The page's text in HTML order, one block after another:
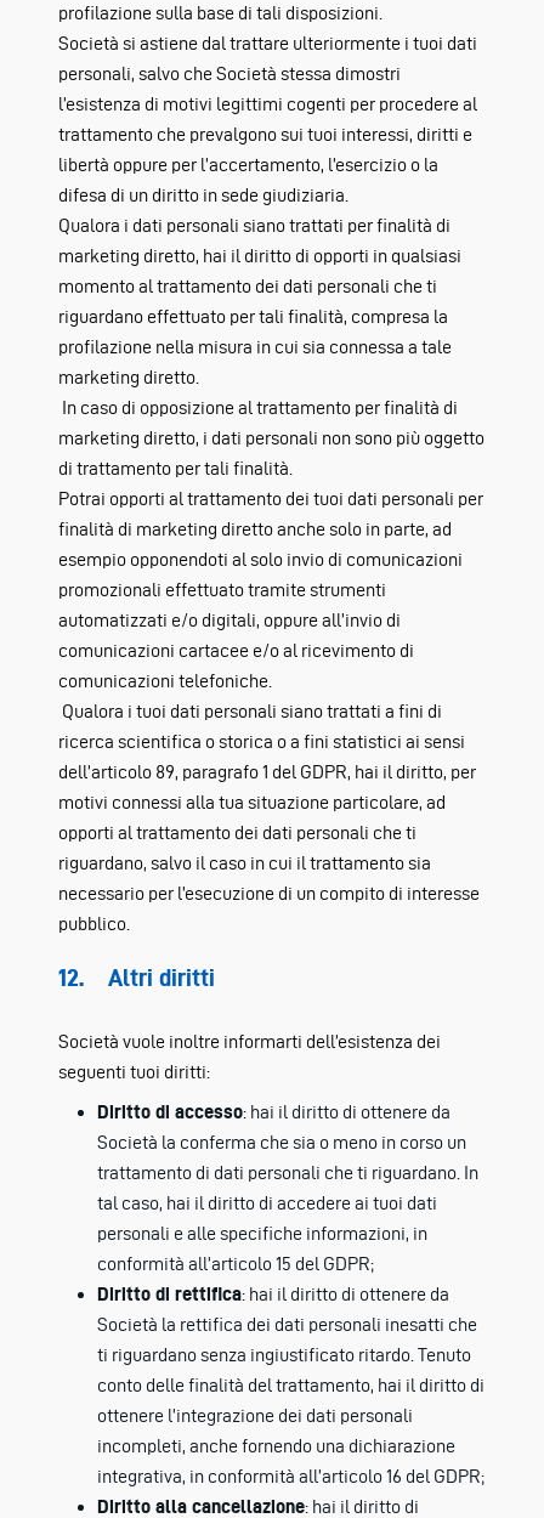
profilazione sulla base di tali disposizioni.
Società si astiene dal trattare ulteriormente i tuoi dati
personali, salvo che Società stessa dimostri
l’esistenza di motivi legittimi cogenti per procedere al
trattamento che prevalgono sui tuoi interessi, diritti e
libertà oppure per l’accertamento, l’esercizio o la
difesa di un diritto in sede giudiziaria.
Qualora i dati personali siano trattati per finalità di
marketing diretto, hai il diritto di opporti in qualsiasi
momento al trattamento dei dati personali che ti
riguardano effettuato per tali finalità, compresa la
profilazione nella misura in cui sia connessa a tale
marketing diretto.
In caso di opposizione al trattamento per finalità di
marketing diretto, i dati personali non sono più oggetto
di trattamento per tali finalità.
Potrai opporti al trattamento dei tuoi dati personali per
finalità di marketing diretto anche solo in parte, ad
esempio opponendoti al solo invio di comunicazioni
promozionali effettuato tramite strumenti
automatizzati e/o digitali, oppure all’invio di
comunicazioni cartacee e/o al ricevimento di
comunicazioni telefoniche.
Qualora i tuoi dati personali siano trattati a fini di
ricerca scientifica o storica o a fini statistici ai sensi
dell’articolo 89, paragrafo 1 del GDPR, hai il diritto, per
motivi connessi alla tua situazione particolare, ad
opporti al trattamento dei dati personali che ti
riguardano, salvo il caso in cui il trattamento sia
necessario per l’esecuzione di un compito di interesse
pubblico.
12. Altri diritti
Società vuole inoltre informarti dell’esistenza dei
seguenti tuoi diritti:
Diritto di accesso: hai il diritto di ottenere da
Società la conferma che sia o meno in corso un
trattamento di dati personali che ti riguardano. In
tal caso, hai il diritto di accedere ai tuoi dati
personali e alle specifiche informazioni, in
conformità all’articolo 15 del GDPR;
Diritto di rettifica: hai il diritto di ottenere da
Società la rettifica dei dati personali inesatti che
ti riguardano senza ingiustificato ritardo. Tenuto
conto delle finalità del trattamento, hai il diritto di
ottenere l’integrazione dei dati personali
incompleti, anche fornendo una dichiarazione
integrativa, in conformità all’articolo 16 del GDPR;
Diritto alla cancellazione: hai il diritto di